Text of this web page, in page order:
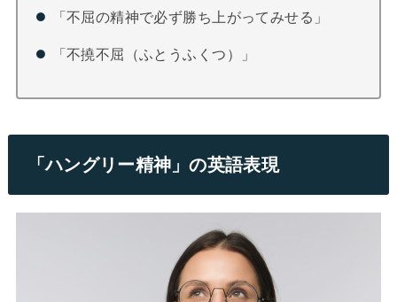
「不屈の精神で必ず勝ち上がってみせる」
「不撓不屈（ふとうふくつ）」
「ハングリー精神」の英語表現